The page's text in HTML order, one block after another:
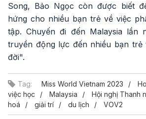
Song, Bảo Ngọc còn được biết
hứng cho nhiều bạn trẻ về việc
tập. Chuyến đi đến Malaysia lần
truyền động lực đến nhiều bạn trẻ
đời".
Tag: Miss World Vietnam 2023
việc học
Malaysia Hội nghị Thanh
hoá
giải trí du lịch VOV2